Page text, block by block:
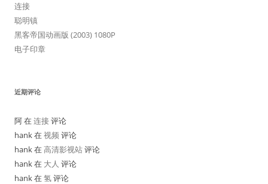
连接
聪明镇
黑客帝国动画版 (2003) 1080P
电子印章
近期评论
阿 在连接评论
hank 在视频评论
hank 在高清影视站评论
hank 在 大人 评论
hank 在氢评论